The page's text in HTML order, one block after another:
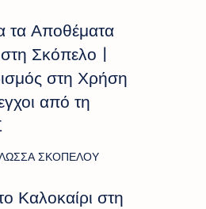
τα Αποθέματα
Σκόπελο |
στη Χρήση
από τη
Καλοκαίρι στη